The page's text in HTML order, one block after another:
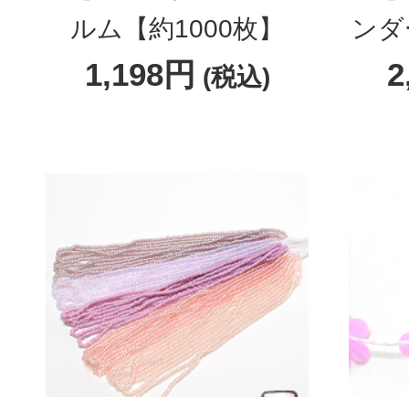
ルム【約1000枚】
1,198円 (税込)
ン